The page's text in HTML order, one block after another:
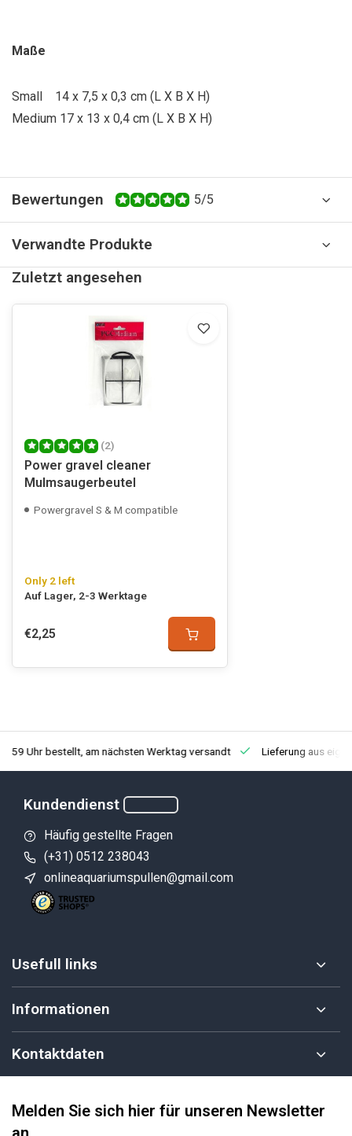
Maße
Small 14 x 7,5 x 0,3 cm (L X B X H)
Medium 17 x 13 x 0,4 cm (L X B X H)
Bewertungen 5/5
Verwandte Produkte
Zuletzt angesehen
(2)
Power gravel cleaner
Mulmsaugerbeutel
Powergravel S & M compatible
Only 2 left
Auf Lager, 2-3 Werktage
€2,25
Uhr bestellt, am nächsten Werktag versandt Lieferung aus
Kundendienst
Häufig gestellte Fragen
(+31) 0512 238043
onlineaquariumspullen@gmail.com
Usefull links
Informationen
Kontaktdaten
Melden Sie sich hier für unseren Newsletter